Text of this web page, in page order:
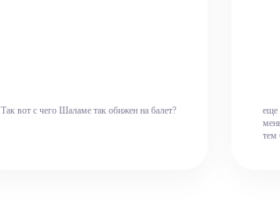
Так вот с чего Шаламе так обижен на балет? еще
тем